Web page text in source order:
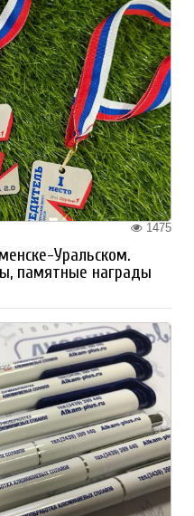
1475
Уральском.
памятные награды